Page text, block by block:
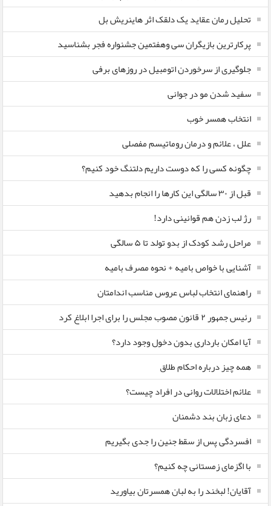
تحلیل رمان عقاید یک دلقک اثر هاینریش بل
پرکارترین بازیگران سی وهفتمین جشنواره فجر بشناسید
جلوگیری از سرخوردن اتومبیل در روزهای برفی
سفید شدن مو در جوانی
انتخاب همسر خوب
علل ، علائم و درمان روماتیسم مفصلی
چگونه کسی را که دوست داریم دلتنگ خود کنیم؟
قبل از ۳۰ سالگی این کارها را انجام بدهید
رژ لب زدن هم قوانینی دارد!
مراحل رشد کودک از بدو تولد تا ۵ سالگی
آشنایی با خواص بامیه + نحوه مصرف بامیه
راهنمای انتخاب لباس عروس مناسب اندامتان
رئیس جمهور ۲ قانون مصوب مجلس را برای اجرا ابلاغ کرد
آیا امکان بارداری بدون دخول وجود دارد؟
همه چیز درباره احکام طلاق
علائم اختلالات روانی در افراد چیست؟
دعای زبان بند دشمنان
افسردگی پس از سقط جنین را جدی بگیریم
با اگزمای زمستانی چه کنیم؟
آقایان! لبخند را به لبان همسرتان بیاورید